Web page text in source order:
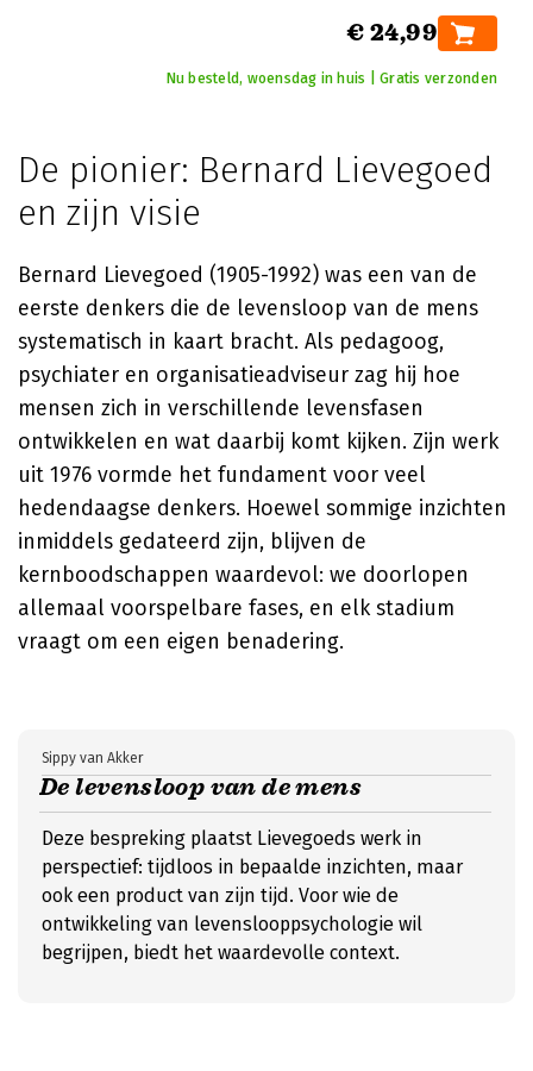
€ 24,99
Nu besteld, woensdag in huis | Gratis verzonden
De pionier: Bernard Lievegoed
en zijn visie
Bernard Lievegoed (1905-1992) was een van de
eerste denkers die de levensloop van de mens
systematisch in kaart bracht. Als pedagoog,
psychiater en organisatieadviseur zag hij hoe
mensen zich in verschillende levensfasen
ontwikkelen en wat daarbij komt kijken. Zijn werk
uit 1976 vormde het fundament voor veel
hedendaagse denkers. Hoewel sommige inzichten
inmiddels gedateerd zijn, blijven de
kernboodschappen waardevol: we doorlopen
allemaal voorspelbare fases, en elk stadium
vraagt om een eigen benadering.
De levensloop van de mens
Sippy van Akker
Deze bespreking plaatst Lievegoeds werk in
perspectief: tijdloos in bepaalde inzichten, maar
ook een product van zijn tijd. Voor wie de
ontwikkeling van levenslooppsychologie wil
begrijpen, biedt het waardevolle context.